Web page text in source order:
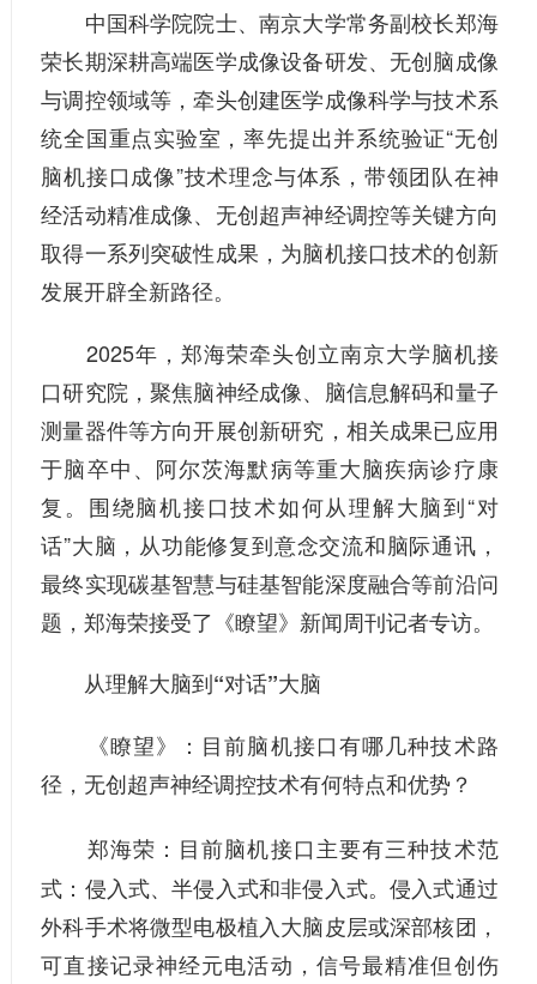
中国科学院院士、南京大学常务副校长郑海
荣长期深耕高端医学成像设备研发、无创脑成像
与调控领域等，牵头创建医学成像科学与技术系
统全国重点实验室，率先提出并系统验证“无创
脑机接口成像”技术理念与体系，带领团队在神
经活动精准成像、无创超声神经调控等关键方向
取得一系列突破性成果，为脑机接口技术的创新
发展开辟全新路径。
2025年，郑海荣牵头创立南京大学脑机接
口研究院，聚焦脑神经成像、脑信息解码和量子
测量器件等方向开展创新研究，相关成果已应用
于脑卒中、阿尔茨海默病等重大脑疾病诊疗康
复。围绕脑机接口技术如何从理解大脑到“对
话”大脑，从功能修复到意念交流和脑际通讯，
最终实现碳基智慧与硅基智能深度融合等前沿问
题，郑海荣接受了《瞭望》新闻周刊记者专访。
从理解大脑到“对话”大脑
《瞭望》： 目前脑机接口有哪几种技术路
径，无创超声神经调控技术有何特点和优势？
郑海荣： 目前脑机接口主要有三种技术范
式：侵入式、半侵入式和非侵入式。侵入式通过
外科手术将微型电极植入大脑皮层或深部核团，
可直接记录神经元电活动，信号最精准但创伤